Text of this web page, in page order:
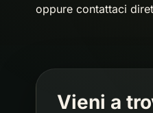
oppure contattaci
Vieni a